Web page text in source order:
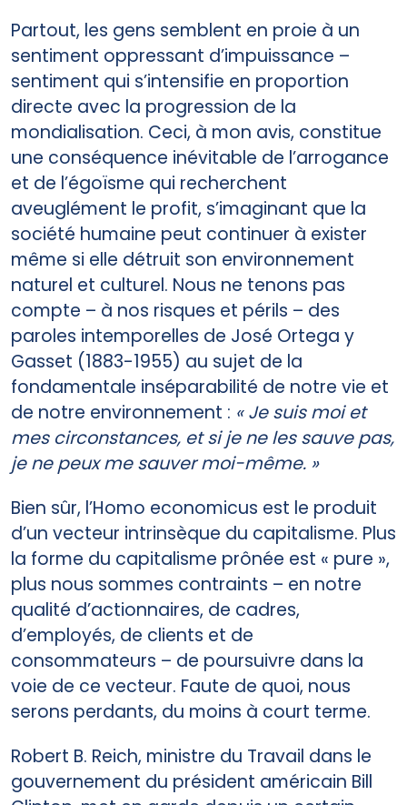
Partout, les gens semblent en proie à un
sentiment oppressant d’impuissance –
sentiment qui s’intensifie en proportion
directe avec la progression de la
mondialisation. Ceci, à mon avis, constitue
une conséquence inévitable de l’arrogance
et de l’égoïsme qui recherchent
aveuglément le profit, s’imaginant que la
société humaine peut continuer à exister
même si elle détruit son environnement
naturel et culturel. Nous ne tenons pas
compte – à nos risques et périls – des
paroles intemporelles de José Ortega y
Gasset (1883-1955) au sujet de la
fondamentale inséparabilité de notre vie et
de notre environnement : « Je suis moi et
mes circonstances, et si je ne les sauve pas,
je ne peux me sauver moi-même. »
Bien sûr, l’Homo economicus est le produit
d’un vecteur intrinsèque du capitalisme. Plus
la forme du capitalisme prônée est « pure »,
plus nous sommes contraints – en notre
qualité d’actionnaires, de cadres,
d’employés, de clients et de
consommateurs – de poursuivre dans la
voie de ce vecteur. Faute de quoi, nous
serons perdants, du moins à court terme.
Robert B. Reich, ministre du Travail dans le
gouvernement du président américain Bill